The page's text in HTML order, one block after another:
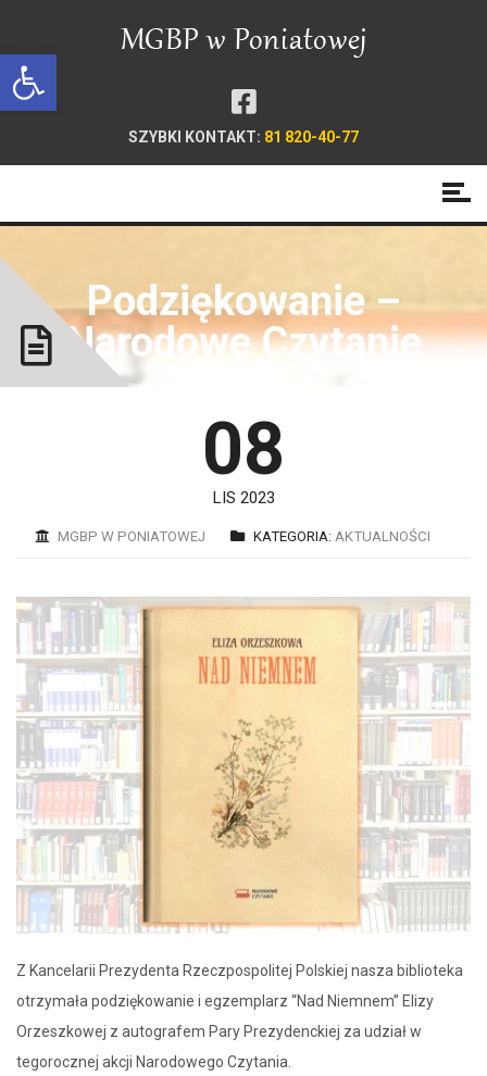
Open toolbar
SZYBKI KONTAKT: 81 820-40-77
Podziękowanie –
Narodowe Czytanie
08
LIS 2023
MGBP W PONIATOWEJ KATEGORIA: AKTUALNOŚCI
Z Kancelarii Prezydenta Rzeczpospolitej Polskiej nasza biblioteka
otrzymała podziękowanie i egzemplarz “Nad Niemnem” Elizy
Orzeszkowej z autografem Pary Prezydenckiej za udział w
tegorocznej akcji Narodowego Czytania.